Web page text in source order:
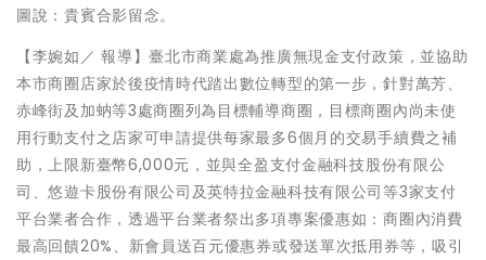
圖說：貴賓合影留念。
【李婉如／ 報導】臺北市商業處為推廣無現金支付政策，並協助
本市商圈店家於後疫情時代踏出數位轉型的第一步，針對萬芳、
赤峰街及加蚋等3處商圈列為目標輔導商圈，目標商圈內尚未使
用行動支付之店家可申請提供每家最多6個月的交易手續費之補
助，上限新臺幣6,000元，並與全盈支付金融科技股份有限公
司、悠遊卡股份有限公司及英特拉金融科技有限公司等3家支付
平台業者合作，透過平台業者祭出多項專案優惠如：商圈內消費
最高回饋20%、新會員送百元優惠券或發送單次抵用券等，吸引